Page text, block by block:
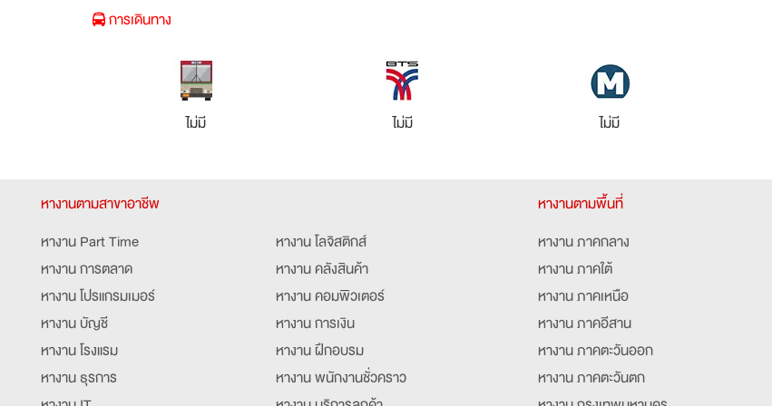
การเดินทาง
ไม่มี ไม่มี ไม่มี
หางานตามสาขาอาชีพ
หางาน Part Time
หางาน การตลาด
หางาน โปรแกรมเมอร์
หางาน บัญชี
หางาน โรงแรม
หางาน ธุรการ
หางาน โลจิสติกส์
หางาน คลังสินค้า
หางาน คอมพิวเตอร์
หางาน การเงิน
หางาน ฝึกอบรม
หางาน พนักงานชั่วคราว
หางานตามพื้นที่
หางาน ภาคกลาง
หางาน ภาคใต้
หางาน ภาคเหนือ
หางาน ภาคอีสาน
หางาน ภาคตะวันออก
หางาน ภาคตะวันตก